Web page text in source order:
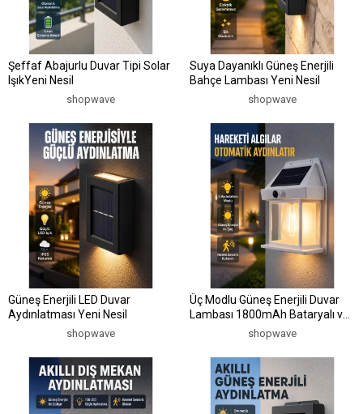
Şeffaf Abajurlu Duvar Tipi Solar
IşıkYeni Nesil
shopwave
Suya Dayanıklı Güneş Enerjili
Bahçe Lambası Yeni Nesil
shopwave
Güneş Enerjili LED Duvar
Aydınlatması Yeni Nesil
shopwave
Üç Modlu Güneş Enerjili Duvar
Lambası 1800mAh Bataryalı ve
Hareket Sensörlü
shopwave